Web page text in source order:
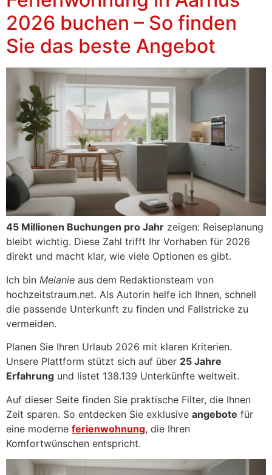
2026 buchen – So finden
Sie das beste Angebot
45 Millionen Buchungen pro Jahr zeigen: Reiseplanung
bleibt wichtig. Diese Zahl trifft Ihr Vorhaben für 2026
direkt und macht klar, wie viele Optionen es gibt.
Ich bin Melanie aus dem Redaktionsteam von
hochzeitstraum.net. Als Autorin helfe ich Ihnen, schnell
die passende Unterkunft zu finden und Fallstricke zu
vermeiden.
Planen Sie Ihren Urlaub 2026 mit klaren Kriterien.
Unsere Plattform stützt sich auf über 25 Jahre
Erfahrung und listet 138.139 Unterkünfte weltweit.
Auf dieser Seite finden Sie praktische Filter, die Ihnen
Zeit sparen. So entdecken Sie exklusive angebote für
eine moderne ferienwohnung, die Ihren
Komfortwünschen entspricht.